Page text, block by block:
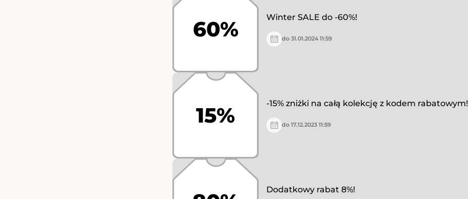
60% Winter SALE do -60%!
do 31.01.2024 11:59
15% -15% zniżki na całą kolekcję z kodem rabatowym!
do 17.12.2023 11:59
Dodatkowy rabat 8%!